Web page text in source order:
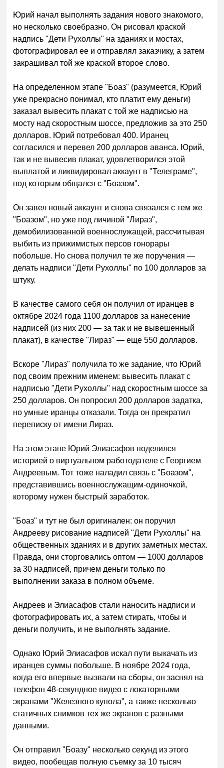
Юрий начал выполнять задания нового знакомого,
но несколько своебразно. Он рисовал краской
надпись "Дети Рухоллы" на зданиях и мостах,
фотографировал ее и отправлял заказчику, а затем
закрашивал той же краской второе слово.
На определенном этапе "Боаз" (разумеется, Юрий
уже прекрасно понимал, кто платит ему деньги)
заказал вывесить плакат с той же надписью на
мосту над скоростным шоссе, предложив за это 250
долларов. Юрий потребовал 400. Иранец
согласился и перевел 200 долларов аванса. Юрий,
так и не вывесив плакат, удовлетворился этой
выплатой и ликвидировал аккаунт в "Телеграме",
под которым общался с "Боазом".
Он завел новый аккаунт и снова связался с тем же
"Боазом", но уже под личиной "Лираз",
демобилизованной военнослужащей, рассчитывая
выбить из прижимистых персов гонорары
побольше. Но снова получил те же поручения —
делать надписи "Дети Рухоллы" по 100 долларов за
штуку.
В качестве самого себя он получил от иранцев в
октябре 2024 года 1100 долларов за нанесение
надписей (из них 200 — за так и не вывешенный
плакат), в качестве "Лираз" — еще 550 долларов.
Вскоре "Лираз" получила то же задание, что Юрий
под своим прежним именем: вывесить плакат с
надписью "Дети Рухоллы" над скоростным шоссе за
250 долларов. Он попросил 200 долларов задатка,
но умные иранцы отказали. Тогда он прекратил
переписку от имени Лираз.
На этом этапе Юрий Элиасафов поделился
историей о виртуальном работодателе с Георгием
Андреевым. Тот тоже наладил связь с "Боазом",
представившись военнослужащим-одиночкой,
которому нужен быстрый заработок.
"Боаз" и тут не был оригинален: он поручил
Андрееву рисование надписей "Дети Рухоллы" на
общественных зданиях и в других заметных местах.
Правда, они сторговались оптом — 1000 долларов
за 30 надписей, причем деньги только по
выполнении заказа в полном объеме.
Андреев и Элиасафов стали наносить надписи и
фотографировать их, а затем стирать, чтобы и
деньги получить, и не выполнять задание.
Однако Юрий Элиасафов искал пути выкачать из
иранцев суммы побольше. В ноябре 2024 года,
когда его впервые вызвали на сборы, он заснял на
телефон 48-секундное видео с локаторными
экранами "Железного купола", а также несколько
статичных снимков тех же экранов с разными
данными.
Он отправил "Боазу" несколько секунд из этого
видео, пообещав полную съемку за 10 тысяч